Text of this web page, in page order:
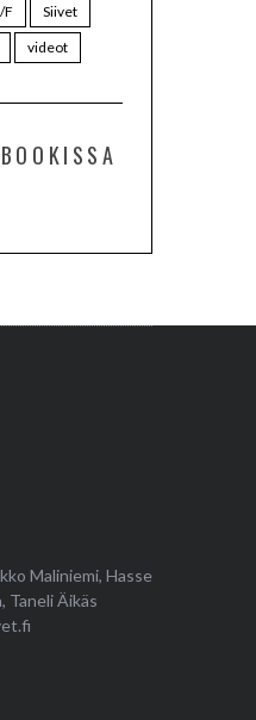
F
Siivet
videot
Maliniemi, Hasse
Taneli Äikäs